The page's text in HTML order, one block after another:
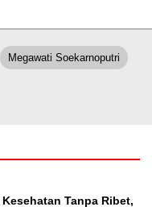
Megawati Soekarnoputri
Tanpa Ribet,